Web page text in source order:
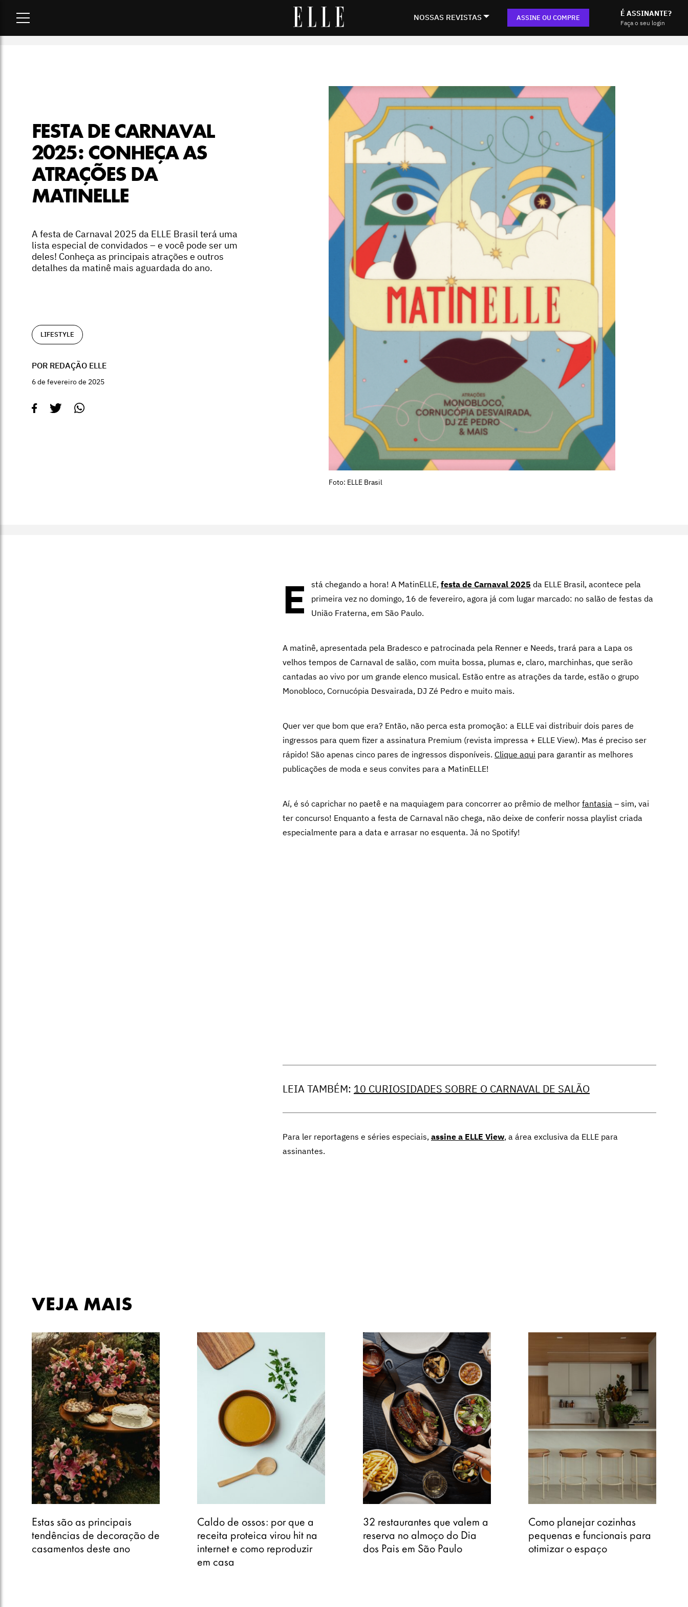
NOSSAS REVISTAS ASSINE OU COMPRE É ASSINANTE?
Faça o seu login
FESTA DE CARNAVAL
2025: CONHEÇA AS
ATRAÇÕES DA
MATINELLE
A festa de Carnaval 2025 da ELLE Brasil terá uma
lista especial de convidados – e você pode ser um
deles! Conheça as principais atrações e outros
detalhes da matinê mais aguardada do ano.
LIFESTYLE
POR REDAÇÃO ELLE
6 de fevereiro de 2025
Foto: ELLE Brasil
E stá chegando a hora! A MatinELLE, festa de Carnaval 2025 da ELLE Brasil, acontece pela
primeira vez no domingo, 16 de fevereiro, agora já com lugar marcado: no salão de festas da
União Fraterna, em São Paulo.
A matinê, apresentada pela Bradesco e patrocinada pela Renner e Needs, trará para a Lapa os
velhos tempos de Carnaval de salão, com muita bossa, plumas e, claro, marchinhas, que serão
cantadas ao vivo por um grande elenco musical. Estão entre as atrações da tarde, estão o grupo
Monobloco, Cornucópia Desvairada, DJ Zé Pedro e muito mais.
Quer ver que bom que era? Então, não perca esta promoção: a ELLE vai distribuir dois pares de
ingressos para quem fizer a assinatura Premium (revista impressa + ELLE View). Mas é preciso ser
rápido! São apenas cinco pares de ingressos disponíveis. Clique aqui para garantir as melhores
publicações de moda e seus convites para a MatinELLE!
Aí, é só caprichar no paetê e na maquiagem para concorrer ao prêmio de melhor fantasia – sim, vai
ter concurso! Enquanto a festa de Carnaval não chega, não deixe de conferir nossa playlist criada
especialmente para a data e arrasar no esquenta. Já no Spotify!
LEIA TAMBÉM: 10 CURIOSIDADES SOBRE O CARNAVAL DE SALÃO
Para ler reportagens e séries especiais, assine a ELLE View, a área exclusiva da ELLE para
assinantes.
VEJA MAIS
Estas são as principais
tendências de decoração de
casamentos deste ano
Caldo de ossos: por que a
receita proteica virou hit na
internet e como reproduzir
em casa
32 restaurantes que valem a
reserva no almoço do Dia
dos Pais em São Paulo
Como planejar cozinhas
pequenas e funcionais para
otimizar o espaço